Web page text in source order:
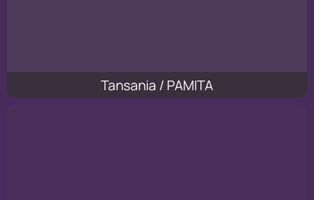
Tansania / PAMITA